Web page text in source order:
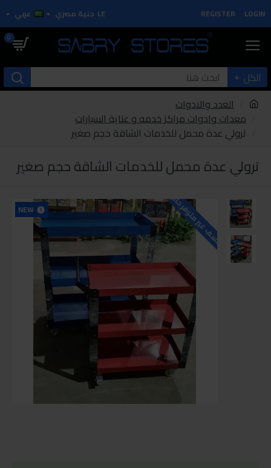
LOGIN
REGISTER
LE جنية مصري عربي
0
الكل
العدد والادوات
معدات وادوات مراكز خدمه و عناية السيارات
ترولي عدة محمل للخدمات الشاقة حجم صغير
ترولي عدة محمل للخدمات الشاقة حجم صغير
NEW للاسف غير متوفر حاليا